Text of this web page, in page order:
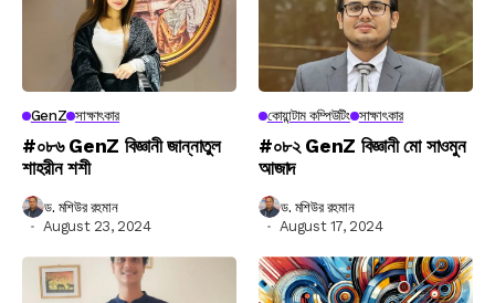
GenZ সাক্ষাৎকার
#০৮৬ GenZ বিজ্ঞানী জান্নাতুল
শাহরীন শশী
ড. মশিউর রহমান
August 23, 2024
কোয়ান্টাম কম্পিউটিং সাক্ষাৎকার
#০৮২ GenZ বিজ্ঞানী মো সাওমুন
আজাদ
ড. মশিউর রহমান
August 17, 2024